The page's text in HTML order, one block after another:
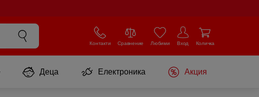
Контакти Сравнение Любими Вход Количка
Деца Електроника Акция